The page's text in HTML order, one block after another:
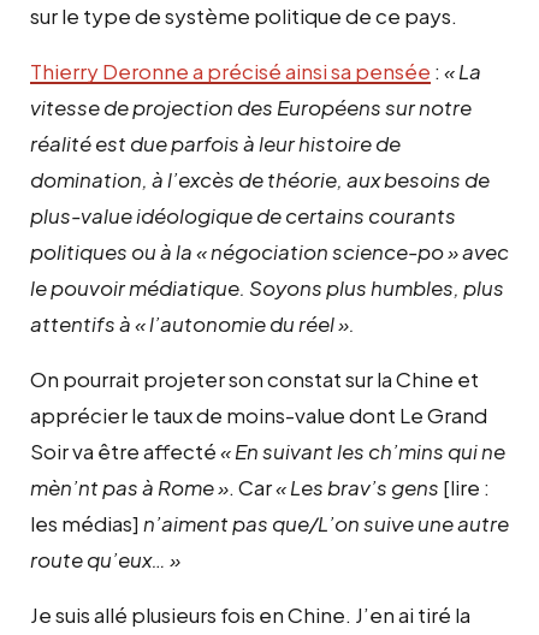
sur le type de système politique de ce pays.
Thierry Deronne a précisé ainsi sa pensée : « La
vitesse de projection des Européens sur notre
réalité est due parfois à leur histoire de
domination, à l’excès de théorie, aux besoins de
plus-value idéologique de certains courants
politiques ou à la « négociation science-po » avec
le pouvoir médiatique. Soyons plus humbles, plus
attentifs à « l’autonomie du réel ».
On pourrait projeter son constat sur la Chine et
apprécier le taux de moins-value dont Le Grand
Soir va être affecté« En suivant les ch’mins qui ne
mèn’nt pas à Rome ». Car« Les brav’s gens [lire :
les médias] n’aiment pas que/L’on suive une autre
route qu’eux… »
Je suis allé plusieurs fois en Chine. J’en ai tiré la